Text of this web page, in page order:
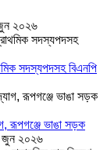
২০২৬
সদস্যপদসহ বিএনপি
রূপগঞ্জে ভাঙা সড়ক
জুন ২০২৬